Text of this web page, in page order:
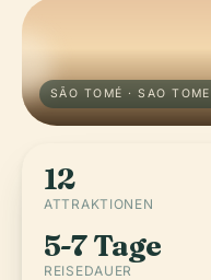
SÃO TOMÉ · SAO
12
ATTRAKTIONEN
5-7 Tage
REISEDAUER